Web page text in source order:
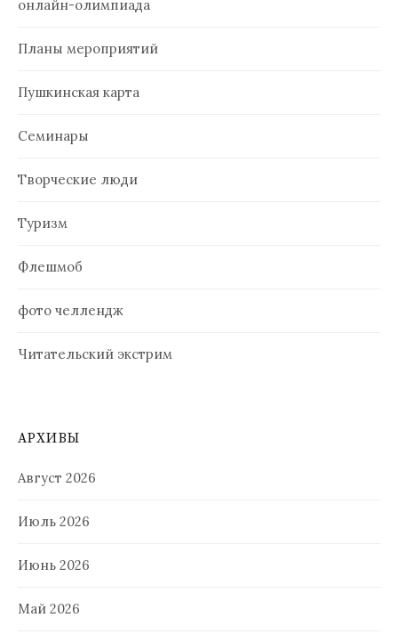
онлайн-олимпиада
Планы мероприятий
Пушкинская карта
Семинары
Творческие люди
Туризм
Флешмоб
фото челлендж
Читательский экстрим
АРХИВЫ
Август 2026
Июль 2026
Июнь 2026
Май 2026